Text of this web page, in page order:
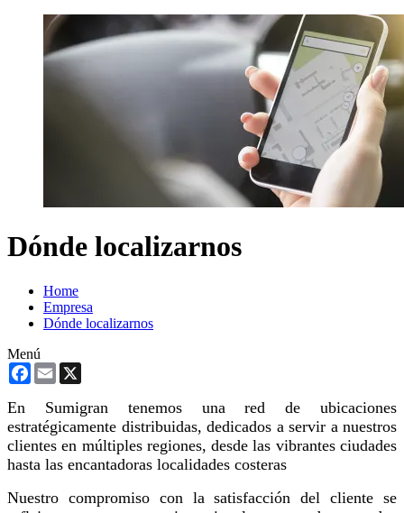
Dónde localizarnos
Home
Empresa
Dónde localizarnos
Menú
Facebook
Email
En Sumigran tenemos una red de ubicaciones
estratégicamente distribuidas, dedicados a servir a nuestros
clientes en múltiples regiones, desde las vibrantes ciudades
hasta las encantadoras localidades costeras
Nuestro compromiso con la satisfacción del cliente se